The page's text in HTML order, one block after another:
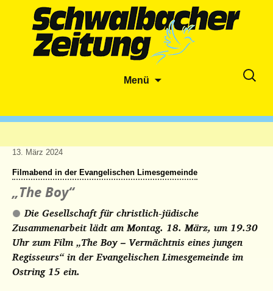
Menü
Suche
13. März 2024
Filmabend in der Evangelischen Limesgemeinde
„The Boy“
Die Gesellschaft für christlich-jüdische
Zusammenarbeit lädt am Montag. 18. März, um 19.30
Uhr zum Film „The Boy – Vermächtnis eines jungen
Regisseurs“ in der Evangelischen Limesgemeinde im
Ostring 15 ein.